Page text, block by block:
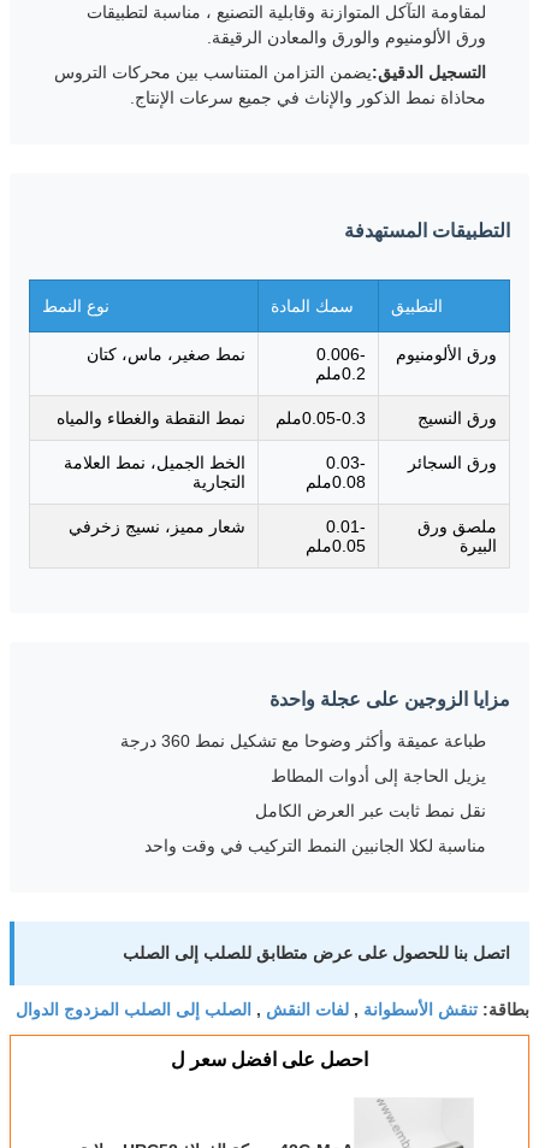
لمقاومة التآكل المتوازنة وقابلية التصنيع ، مناسبة لتطبيقات
ورق الألومنيوم والورق والمعادن الرقيقة.
التسجيل الدقيق:يضمن التزامن المتناسب بين محركات التروس
محاذاة نمط الذكور والإناث في جميع سرعات الإنتاج.
التطبيقات المستهدفة
التطبيق سمك المادة نوع النمط
ورق الألومنيوم
0.006-
0.2ملم
نمط صغير، ماس، كتان
ورق النسيج 0.05-0.3ملم نمط النقطة والغطاء والمياه
ورق السجائر
0.03-
0.08ملم
الخط الجميل، نمط العلامة
التجارية
ملصق ورق
البيرة
0.01-
0.05ملم
شعار مميز، نسيج زخرفي
مزايا الزوجين على عجلة واحدة
طباعة عميقة وأكثر وضوحا مع تشكيل نمط 360 درجة
يزيل الحاجة إلى أدوات المطاط
نقل نمط ثابت عبر العرض الكامل
مناسبة لكلا الجانبين النمط التركيب في وقت واحد
اتصل بنا للحصول على عرض متطابق للصلب إلى الصلب
بطاقة: تنقش الأسطوانة , لفات النقش , الصلب إلى الصلب المزدوج الدوال
احصل على افضل سعر ل